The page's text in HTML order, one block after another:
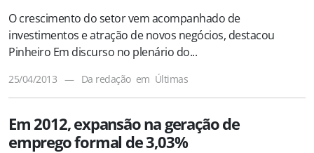
O crescimento do setor vem acompanhado de
investimentos e atração de novos negócios, destacou
Pinheiro Em discurso no plenário do...
25/04/2013 — Da redação em Últimas
Em 2012, expansão na geração de
emprego formal de 3,03%